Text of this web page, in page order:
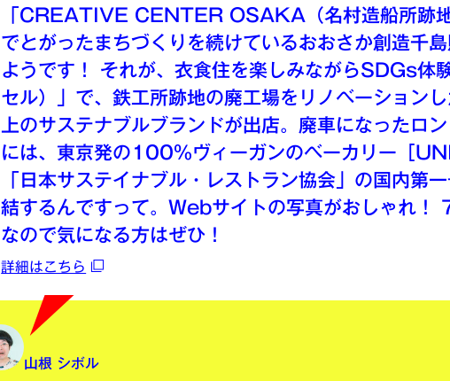
「CREATIVE CENTER OSAKA（名村造船所跡
でとがったまちづくりを続けているおおさか創造千
ようです！ それが、衣食住を楽しみながらSDGs
セル）」で、鉄工所跡地の廃工場をリノベーショ
上のサステナブルブランドが出店。廃車になったロ
には、東京発の100%ヴィーガンのベーカリー［
「日本サステイナブル・レストラン協会」の国内
結するんですって。Webサイトの写真がおしゃれ
なので気になる方はぜひ！
詳細はこちら
山根 シボル